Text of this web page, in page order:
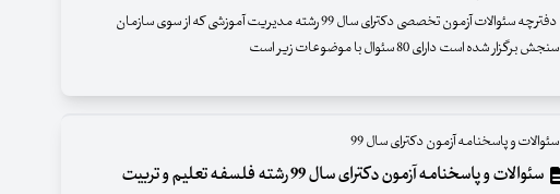
دفترچه سئوالات آزمون تخصصی دکترای سال 99 رشته مدیریت آموزشی که از سوی سازمان
سنجش برگزار شده است دارای 80 سئوال با موضوعات زیر است
سئوالات و پاسخنامه آزمون دکترای سال 99
سئوالات و پاسخنامه آزمون دکترای سال 99 رشته فلسفه تعلیم و تربیت